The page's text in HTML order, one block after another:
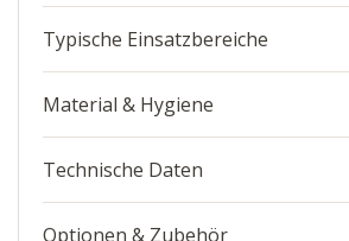
Typische Einsatzbereiche
Material & Hygiene
Technische Daten
Optionen & Zubehör